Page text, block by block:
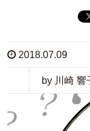
2018.07.09
by 川崎 響